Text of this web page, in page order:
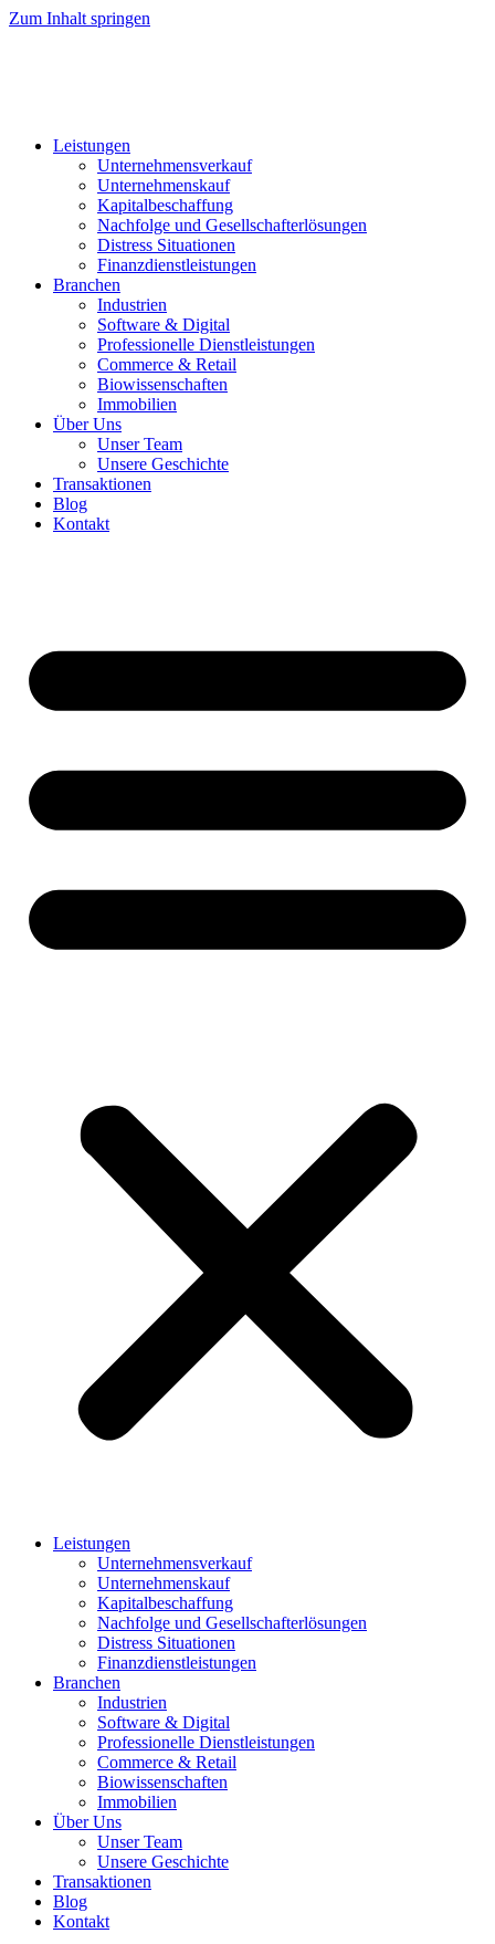
Zum Inhalt springen
Leistungen
Unternehmensverkauf
Unternehmenskauf
Kapitalbeschaffung
Nachfolge und Gesellschafterlösungen
Distress Situationen
Finanzdienstleistungen
Branchen
Industrien
Software & Digital
Professionelle Dienstleistungen
Commerce & Retail
Biowissenschaften
Immobilien
Über Uns
Unser Team
Unsere Geschichte
Transaktionen
Blog
Kontakt
Leistungen
Unternehmensverkauf
Unternehmenskauf
Kapitalbeschaffung
Nachfolge und Gesellschafterlösungen
Distress Situationen
Finanzdienstleistungen
Branchen
Industrien
Software & Digital
Professionelle Dienstleistungen
Commerce & Retail
Biowissenschaften
Immobilien
Über Uns
Unser Team
Unsere Geschichte
Transaktionen
Blog
Kontakt